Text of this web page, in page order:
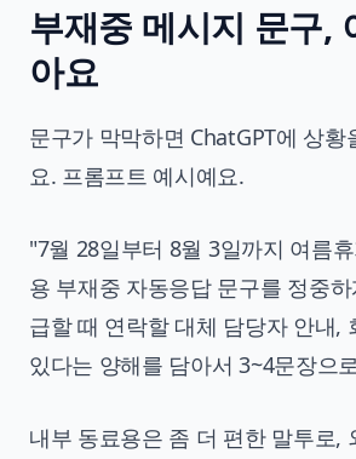
부재중 메시지 문구,
아요
문구가 막막하면 ChatGPT에 상황
요. 프롬프트 예시예요.
"7월 28일부터 8월 3일까지 여름
용 부재중 자동응답 문구를 정중
급할 때 연락할 대체 담당자 안내,
있다는 양해를 담아서 3~4문장으
내부 동료용은 좀 더 편한 말투로,